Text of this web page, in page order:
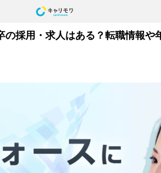
採用・求人はある？転職情報や